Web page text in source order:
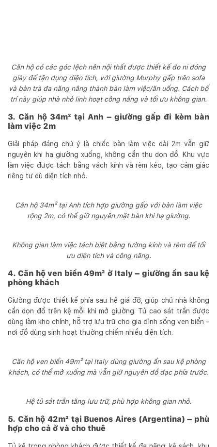
Căn hộ có các góc lệch nên nội thất được thiết kế đo ni đóng
giày để tận dụng diện tích, với giường Murphy gấp trên sofa
và bàn trà đa năng nâng thành bàn làm việc/ăn uống. Cách bố
trí này giúp nhà nhỏ linh hoạt công năng và tối ưu không gian.
3. Căn hộ 34m² tại Anh – giường gấp đi kèm bàn
làm việc 2m
Giải pháp đáng chú ý là chiếc bàn làm việc dài 2m vẫn giữ
nguyên khi hạ giường xuống, không cần thu dọn đồ. Khu vực
làm việc được tách bằng vách kính và rèm kéo, tạo cảm giác
riêng tư dù diện tích nhỏ.
Căn hộ 34m² tại Anh tích hợp giường gấp với bàn làm việc
rộng 2m, có thể giữ nguyên mặt bàn khi hạ giường.
Không gian làm việc tách biệt bằng tường kính và rèm để tối
ưu diện tích và công năng.
4. Căn hộ ven biển 49m² ở Italy – giường ẩn sau kệ
phòng khách
Giường được thiết kế phía sau hệ giá đỡ, giúp chủ nhà không
cần dọn đồ trên kệ mỗi khi mở giường. Tủ cao sát trần được
dùng làm kho chính, hỗ trợ lưu trữ cho gia đình sống ven biển –
nơi đồ dùng sinh hoạt thường chiếm nhiều diện tích.
Căn hộ ven biển 49m² tại Italy dùng giường ẩn sau kệ phòng
khách, có thể mở xuống mà vẫn giữ nguyên đồ đạc phía trước.
Hệ tủ sát trần tăng lưu trữ, phù hợp không gian nhỏ.
5. Căn hộ 42m² tại Buenos Aires (Argentina) – phù
hợp cho cả ở và cho thuê